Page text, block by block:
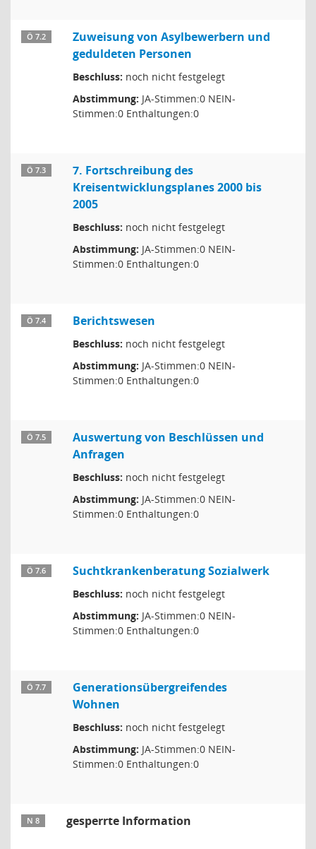
Ö 7.2
Zuweisung von Asylbewerbern und
geduldeten Personen
Beschluss: noch nicht festgelegt
Abstimmung: JA-Stimmen:0 NEIN-
Stimmen:0 Enthaltungen:0
Ö 7.3
7. Fortschreibung des
Kreisentwicklungsplanes 2000 bis
2005
Beschluss: noch nicht festgelegt
Abstimmung: JA-Stimmen:0 NEIN-
Stimmen:0 Enthaltungen:0
Ö 7.4 Berichtswesen
Beschluss: noch nicht festgelegt
Abstimmung: JA-Stimmen:0 NEIN-
Stimmen:0 Enthaltungen:0
Ö 7.5
Auswertung von Beschlüssen und
Anfragen
Beschluss: noch nicht festgelegt
Abstimmung: JA-Stimmen:0 NEIN-
Stimmen:0 Enthaltungen:0
Ö 7.6 Suchtkrankenberatung Sozialwerk
Beschluss: noch nicht festgelegt
Abstimmung: JA-Stimmen:0 NEIN-
Stimmen:0 Enthaltungen:0
Ö 7.7
Generationsübergreifendes
Wohnen
Beschluss: noch nicht festgelegt
Abstimmung: JA-Stimmen:0 NEIN-
Stimmen:0 Enthaltungen:0
N 8 gesperrte Information